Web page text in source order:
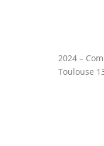
2024 –
Toulouse